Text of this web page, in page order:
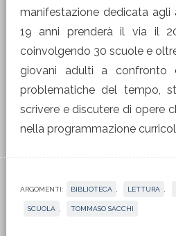
manifestazione dedicata agli
19 anni prenderà il via il
coinvolgendo 30 scuole e
giovani adulti a
problematiche del tempo,
scrivere e discutere di opere
nella programmazione
ARGOMENTI: BIBLIOTECA LETTURA
SCUOLA TOMMASO SACCHI